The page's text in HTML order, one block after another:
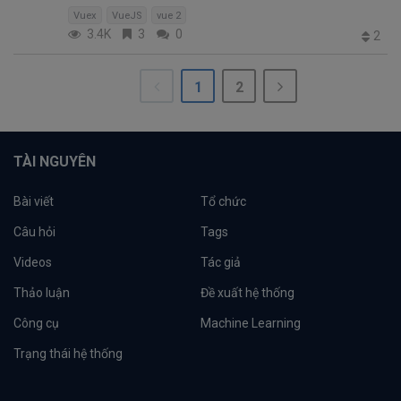
Vuex VueJS vue 2
3.4K 3 0 2
1 2
TÀI NGUYÊN
Bài viết Tổ chức
Câu hỏi Tags
Videos Tác giả
Thảo luận Đề xuất hệ thống
Công cụ Machine Learning
Trạng thái hệ thống